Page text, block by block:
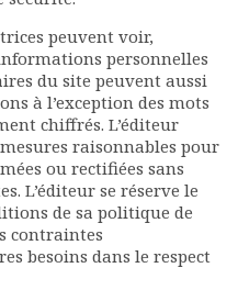
peuvent voir,
personnelles
du site peuvent aussi
à l’exception des mots
chiffrés. L’éditeur
raisonnables pour
ou rectifiées sans
L’éditeur se réserve le
de sa politique de
contraintes
besoins dans le respect